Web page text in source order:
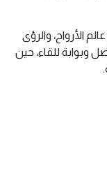
الأرواح، والرؤى
وبوابة للقاء، حين